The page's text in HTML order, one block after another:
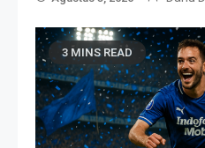
3 MINS READ